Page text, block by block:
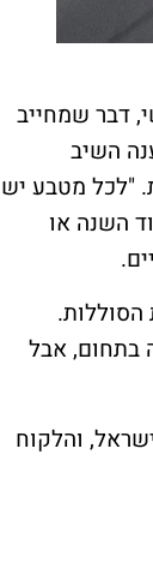
דבר שמחייב
השיב
"לכל מטבע יש
השנה או
הסוללות.
בתחום, אבל
את האקספנג ה- 10,000 שנמכרה בישראל, והלקוח